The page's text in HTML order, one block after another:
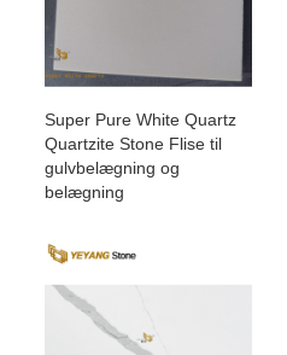
Super Pure White Quartz
Quartzite Stone Flise til
gulvbelægning og
belægning